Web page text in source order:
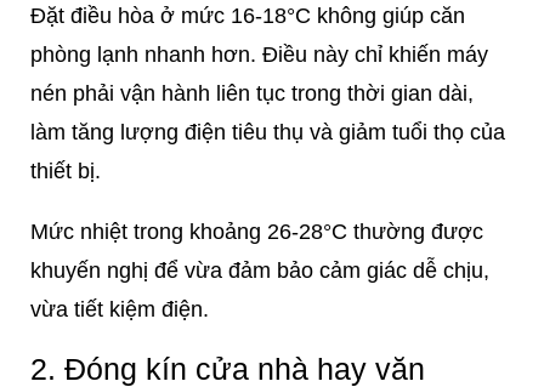
Đặt điều hòa ở mức 16-18°C không giúp căn
phòng lạnh nhanh hơn. Điều này chỉ khiến máy
nén phải vận hành liên tục trong thời gian dài,
làm tăng lượng điện tiêu thụ và giảm tuổi thọ của
thiết bị.
Mức nhiệt trong khoảng 26-28°C thường được
khuyến nghị để vừa đảm bảo cảm giác dễ chịu,
vừa tiết kiệm điện.
2. Đóng kín cửa nhà hay văn